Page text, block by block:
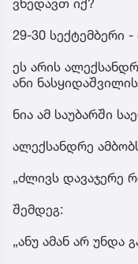
ვხედავთ იქ?
29-30 სექტემბერი
ეს არის
ანი
ნია ამ საუბარში
ალექსანდრე
„ძლივს დავაჯერე
შემდეგ:
„ანუ ამან არ უნდა